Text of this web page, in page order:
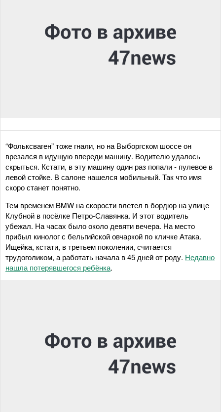
“Фольксваген” тоже гнали, но на Выборгском шоссе он
врезался в идущую впереди машину. Водителю удалось
скрыться. Кстати, в эту машину один раз попали - пулевое в
левой стойке. В салоне нашелся мобильный. Так что имя
скоро станет понятно.
Тем временем BMW на скорости влетел в бордюр на улице
Клубной в посёлке Петро-Славянка. И этот водитель
убежал. На часах было около девяти вечера. На место
прибыл кинолог с бельгийской овчаркой по кличке Атака.
Ищейка, кстати, в третьем поколении, считается
трудоголиком, а работать начала в 45 дней от роду. Недавно
нашла потерявшегося ребёнка.